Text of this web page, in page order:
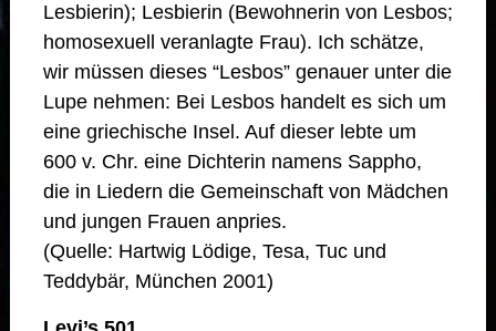
Lesbierin); Lesbierin (Bewohnerin von Lesbos;
homosexuell veranlagte Frau). Ich schätze,
wir müssen dieses “Lesbos” genauer unter die
Lupe nehmen: Bei Lesbos handelt es sich um
eine griechische Insel. Auf dieser lebte um
600 v. Chr. eine Dichterin namens Sappho,
die in Liedern die Gemeinschaft von Mädchen
und jungen Frauen anpries.
(Quelle: Hartwig Lödige, Tesa, Tuc und
Teddybär, München 2001)